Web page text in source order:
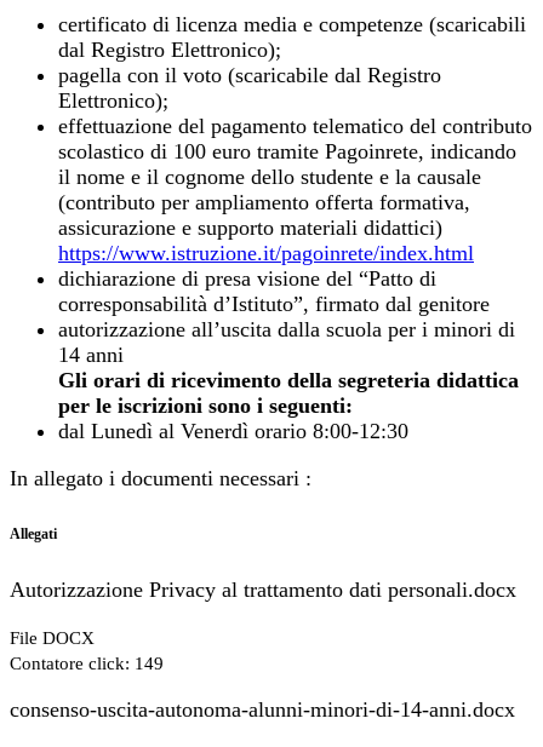
certificato di licenza media e competenze (scaricabili
dal Registro Elettronico);
pagella con il voto (scaricabile dal Registro
Elettronico);
effettuazione del pagamento telematico del contributo
scolastico di 100 euro tramite Pagoinrete, indicando
il nome e il cognome dello studente e la causale
(contributo per ampliamento offerta formativa,
assicurazione e supporto materiali didattici)
https://www.istruzione.it/pagoinrete/index.html
dichiarazione di presa visione del “Patto di
corresponsabilità d’Istituto”, firmato dal genitore
autorizzazione all’uscita dalla scuola per i minori di
14 anni
Gli orari di ricevimento della segreteria didattica
per le iscrizioni sono i seguenti:
dal Lunedì al Venerdì orario 8:00-12:30
In allegato i documenti necessari :
Allegati
Autorizzazione Privacy al trattamento dati personali.docx
File DOCX
Contatore click: 149
consenso-uscita-autonoma-alunni-minori-di-14-anni.docx